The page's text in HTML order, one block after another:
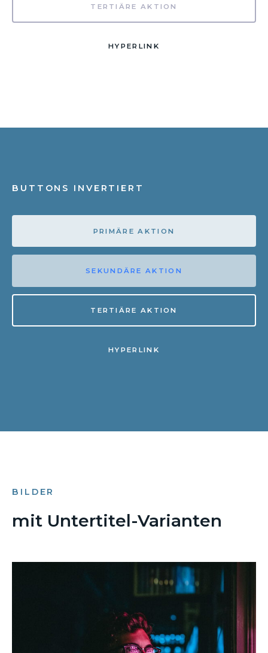
TERTIÄRE AKTION
HYPERLINK
BUTTONS INVERTIERT
PRIMÄRE AKTION
SEKUNDÄRE AKTION
TERTIÄRE AKTION
HYPERLINK
BILDER
mit Untertitel-Varianten